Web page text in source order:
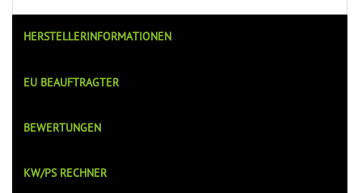
HERSTELLERINFORMATIONEN
EU BEAUFTRAGTER
BEWERTUNGEN
KW/PS RECHNER